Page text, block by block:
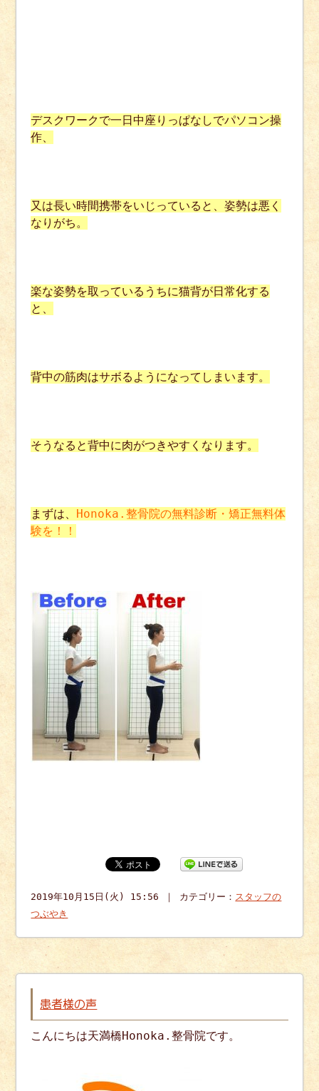
デスクワークで一日中座りっぱなしでパソコン操
作、
又は長い時間携帯をいじっていると、姿勢は悪く
なりがち。
楽な姿勢を取っているうちに猫背が日常化する
と、
背中の筋肉はサボるようになってしまいます。
そうなると背中に肉がつきやすくなります。
まずは、 Honoka.整骨院の無料診断・矯正無料体
験を！！
2019年10月15日(火) 15:56 ｜ カテゴリー： スタッフの
つぶやき
患者様の声
こんにちは天満橋Honoka.整骨院です。